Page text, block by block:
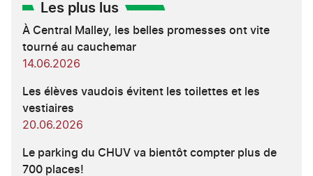
Les plus lus
À Central Malley, les belles promesses ont vite
tourné au cauchemar
14.06.2026
Les élèves vaudois évitent les toilettes et les
vestiaires
20.06.2026
Le parking du CHUV va bientôt compter plus de
700 places!